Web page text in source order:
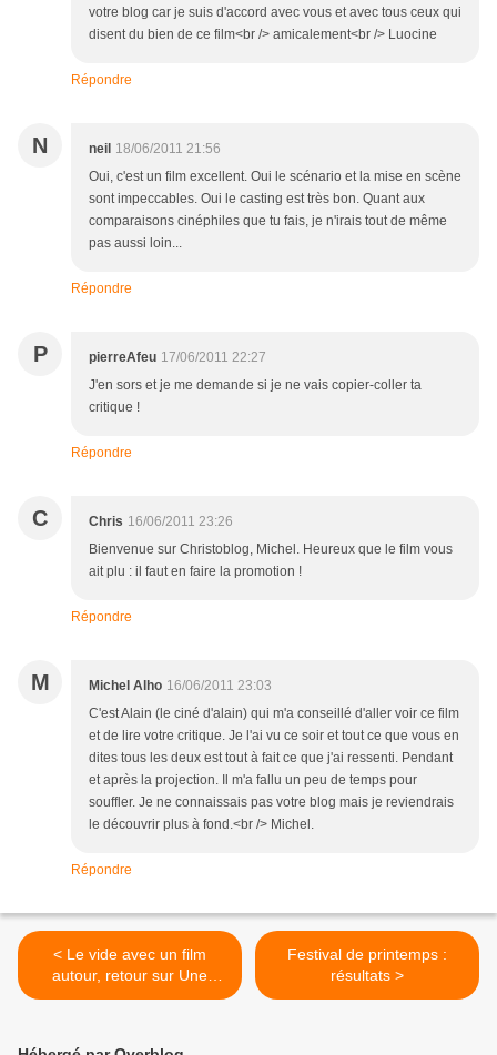
votre blog car je suis d'accord avec vous et avec tous ceux qui
disent du bien de ce film<br /> amicalement<br /> Luocine
Répondre
N neil 18/06/2011 21:56
Oui, c'est un film excellent. Oui le scénario et la mise en scène
sont impeccables. Oui le casting est très bon. Quant aux
comparaisons cinéphiles que tu fais, je n'irais tout de même
pas aussi loin...
Répondre
P pierreAfeu 17/06/2011 22:27
J'en sors et je me demande si je ne vais copier-coller ta
critique !
Répondre
C Chris 16/06/2011 23:26
Bienvenue sur Christoblog, Michel. Heureux que le film vous
ait plu : il faut en faire la promotion !
Répondre
M Michel Alho 16/06/2011 23:03
C'est Alain (le ciné d'alain) qui m'a conseillé d'aller voir ce film
et de lire votre critique. Je l'ai vu ce soir et tout ce que vous en
dites tous les deux est tout à fait ce que j'ai ressenti. Pendant
et après la projection. Il m'a fallu un peu de temps pour
souffler. Je ne connaissais pas votre blog mais je reviendrais
le découvrir plus à fond.<br /> Michel.
Répondre
< Le vide avec un film
autour, retour sur Une
séparation
Festival de printemps :
résultats >